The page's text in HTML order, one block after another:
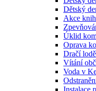
Dětský
Akce
Úklid
Oprava
Dračí lodě
Vítání
Voda v
Instalace